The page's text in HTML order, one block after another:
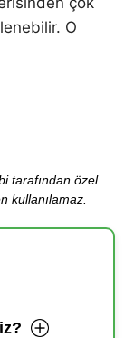
O
tarafından özel
kullanılamaz.